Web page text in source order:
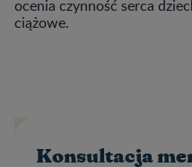
ocenia czynność serca
ciążowe.
Konsultacja